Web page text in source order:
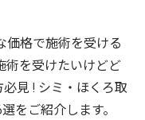
価格で施術を受ける
術を受けたいけどど
見 ! シミ・ほくろ取
をご紹介します。